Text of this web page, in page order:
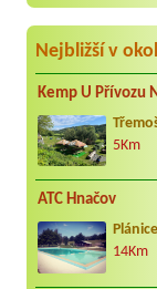
Nejbližší v
Kemp U Přívozu
5Km
ATC Hnačov
Plánice
14Km